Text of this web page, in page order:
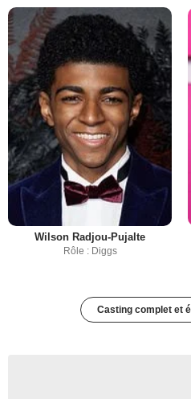
Wilson Radjou-Pujalte
Rôle : Diggs
Casting complet et